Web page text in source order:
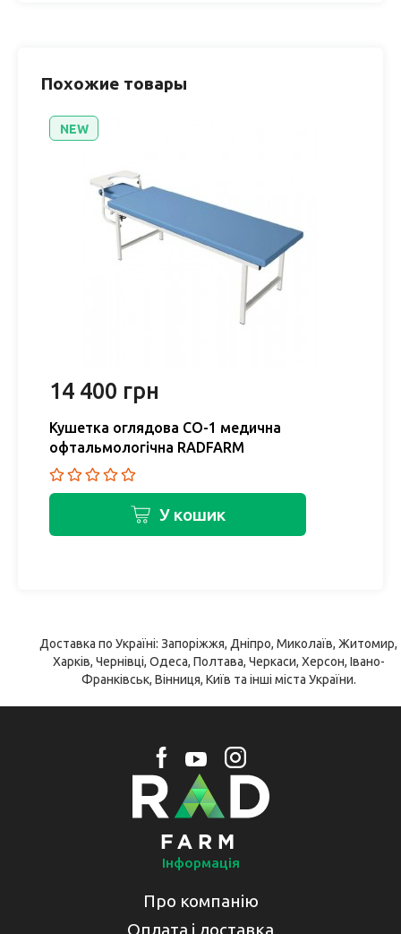
Похожие товары
NEW
14 400 грн
Кушетка оглядова СО-1 медична
офтальмологічна RADFARM
У кошик
Доставка по Україні: Запоріжжя, Дніпро, Миколаїв, Житомир,
Харків, Чернівці, Одеса, Полтава, Черкаси, Херсон, Івано-
Франківськ, Вінниця, Київ та інші міста України.
Інформація
Про компанію
Оплата і доставка